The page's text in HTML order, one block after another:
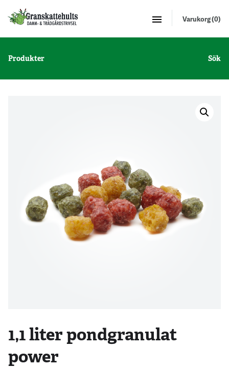
Varukorg (0)
Produkter Sök
1,1 liter pondgranulat
power